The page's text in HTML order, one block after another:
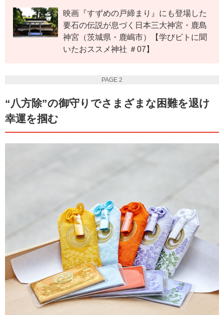
映画『すずめの戸締まり』にも登場した
要石の伝説が息づく日本三大神宮・鹿島
神宮（茨城県・鹿嶋市）【学びビトに聞
いたおススメ神社 ＃07】
PAGE 2
“八方除”の御守りでさまざまな困難を退け
幸運を掴む